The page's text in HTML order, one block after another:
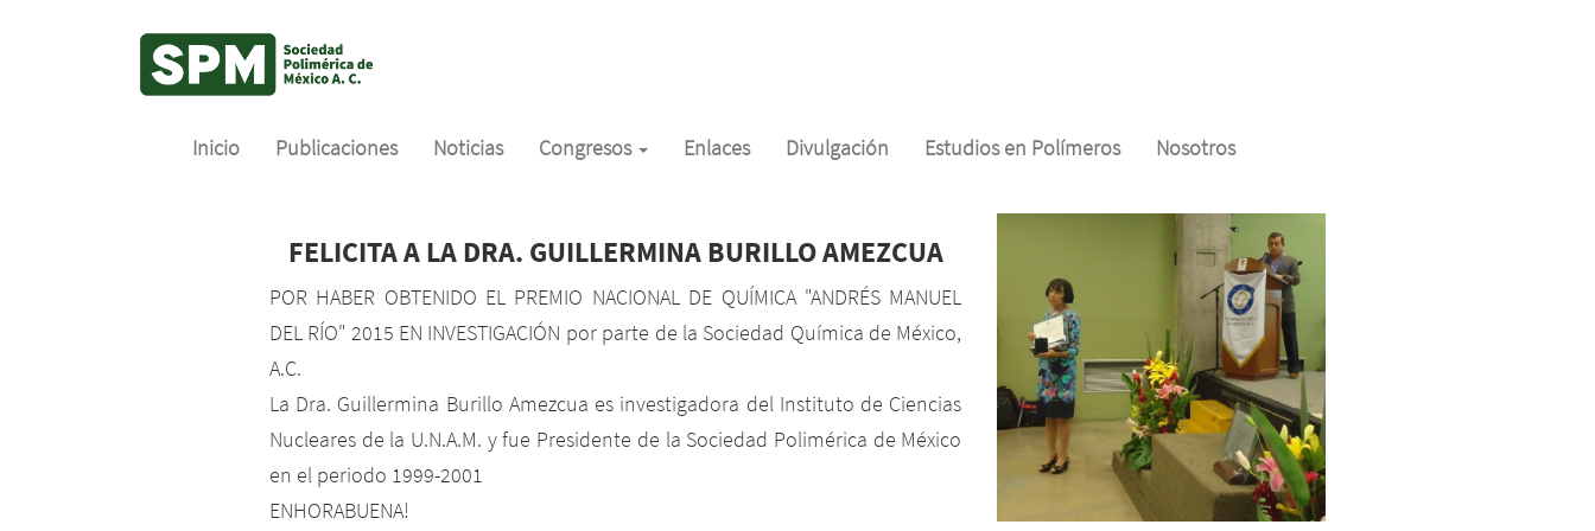
Inicio Publicaciones Noticias Congresos Enlaces Divulgación Estudios en Polímeros
Nosotros
FELICITA A LA DRA. GUILLERMINA BURILLO AMEZCUA
POR HABER OBTENIDO EL PREMIO NACIONAL DE QUÍMICA "ANDRÉS MANUEL
DEL RÍO" 2015 EN INVESTIGACIÓN por parte de la Sociedad Química de México,
A.C.
La Dra. Guillermina Burillo Amezcua es investigadora del Instituto de Ciencias
Nucleares de la U.N.A.M. y fue Presidente de la Sociedad Polimérica de México
en el periodo 1999-2001
ENHORABUENA!